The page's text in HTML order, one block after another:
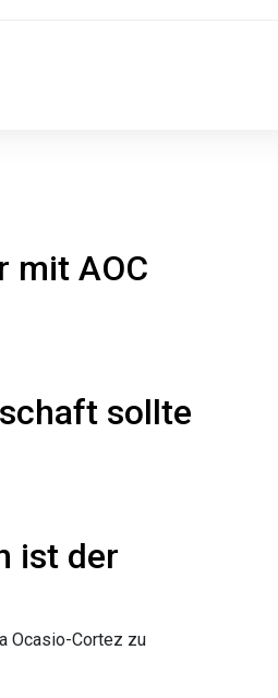
mit AOC
sollte
ist der
Ocasio-Cortez zu